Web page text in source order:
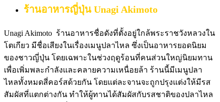
ร้านอาหารญี่ปุ่น Unagi Akimoto
Unagi Akimoto ร้านอาหารชื่อดังที่ตั้งอยู่ใกล้พระราชวังหลวงใน
โตเกียว มีชื่อเสียงในเรื่องเมนูปลาไหล ซึ่งเป็นอาหารยอดนิยม
ของชาวญี่ปุ่น โดยเฉพาะในช่วงฤดูร้อนที่คนส่วนใหญ่นิยมทาน
เพื่อเพิ่มพละกำลังและคลายความเหนื่อยล้า ร้านนี้มีเมนูปลา
ไหลทั้งหมดสี่คอร์สด้วยกัน โดยแต่ละจานจะถูกปรุงแต่งให้มีรส
สัมผัสที่แตกต่างกัน ทำให้ผู้ทานได้สัมผัสกับรสชาติของปลาไหล